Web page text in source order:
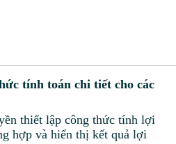
tính toán chi tiết cho các
thiết lập công thức tính lợi
hợp và hiển thị kết quả lợi